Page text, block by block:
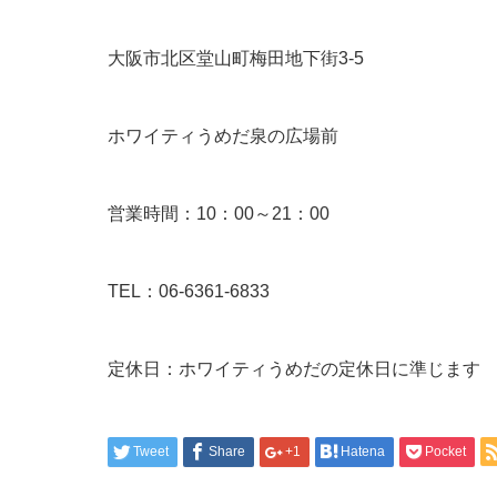
大阪市北区堂山町梅田地下街3-5
ホワイティうめだ泉の広場前
営業時間：10：00～21：00
TEL：06-6361-6833
定休日：ホワイティうめだの定休日に準じます
Tweet Share +1 Hatena Pocket